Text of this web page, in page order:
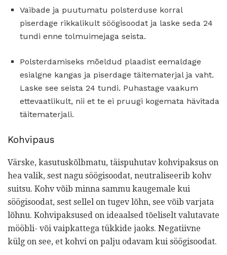
Vaibade ja puutumatu polsterduse korral
piserdage rikkalikult söögisoodat ja laske seda 24
tundi enne tolmuimejaga seista.
Polsterdamiseks mõeldud plaadist eemaldage
esialgne kangas ja piserdage täitematerjal ja vaht.
Laske see seista 24 tundi. Puhastage vaakum
ettevaatlikult, nii et te ei pruugi kogemata hävitada
täitematerjali.
Kohvipaus
Värske, kasutuskõlbmatu, täispuhutav kohvipaksus on
hea valik, sest nagu söögisoodat, neutraliseerib kohv
suitsu. Kohv võib minna sammu kaugemale kui
söögisoodat, sest sellel on tugev lõhn, see võib varjata
lõhnu. Kohvipaksused on ideaalsed tõeliselt valutavate
mööbli- või vaipkattega tükkide jaoks. Negatiivne
külg on see, et kohvi on palju odavam kui söögisoodat.